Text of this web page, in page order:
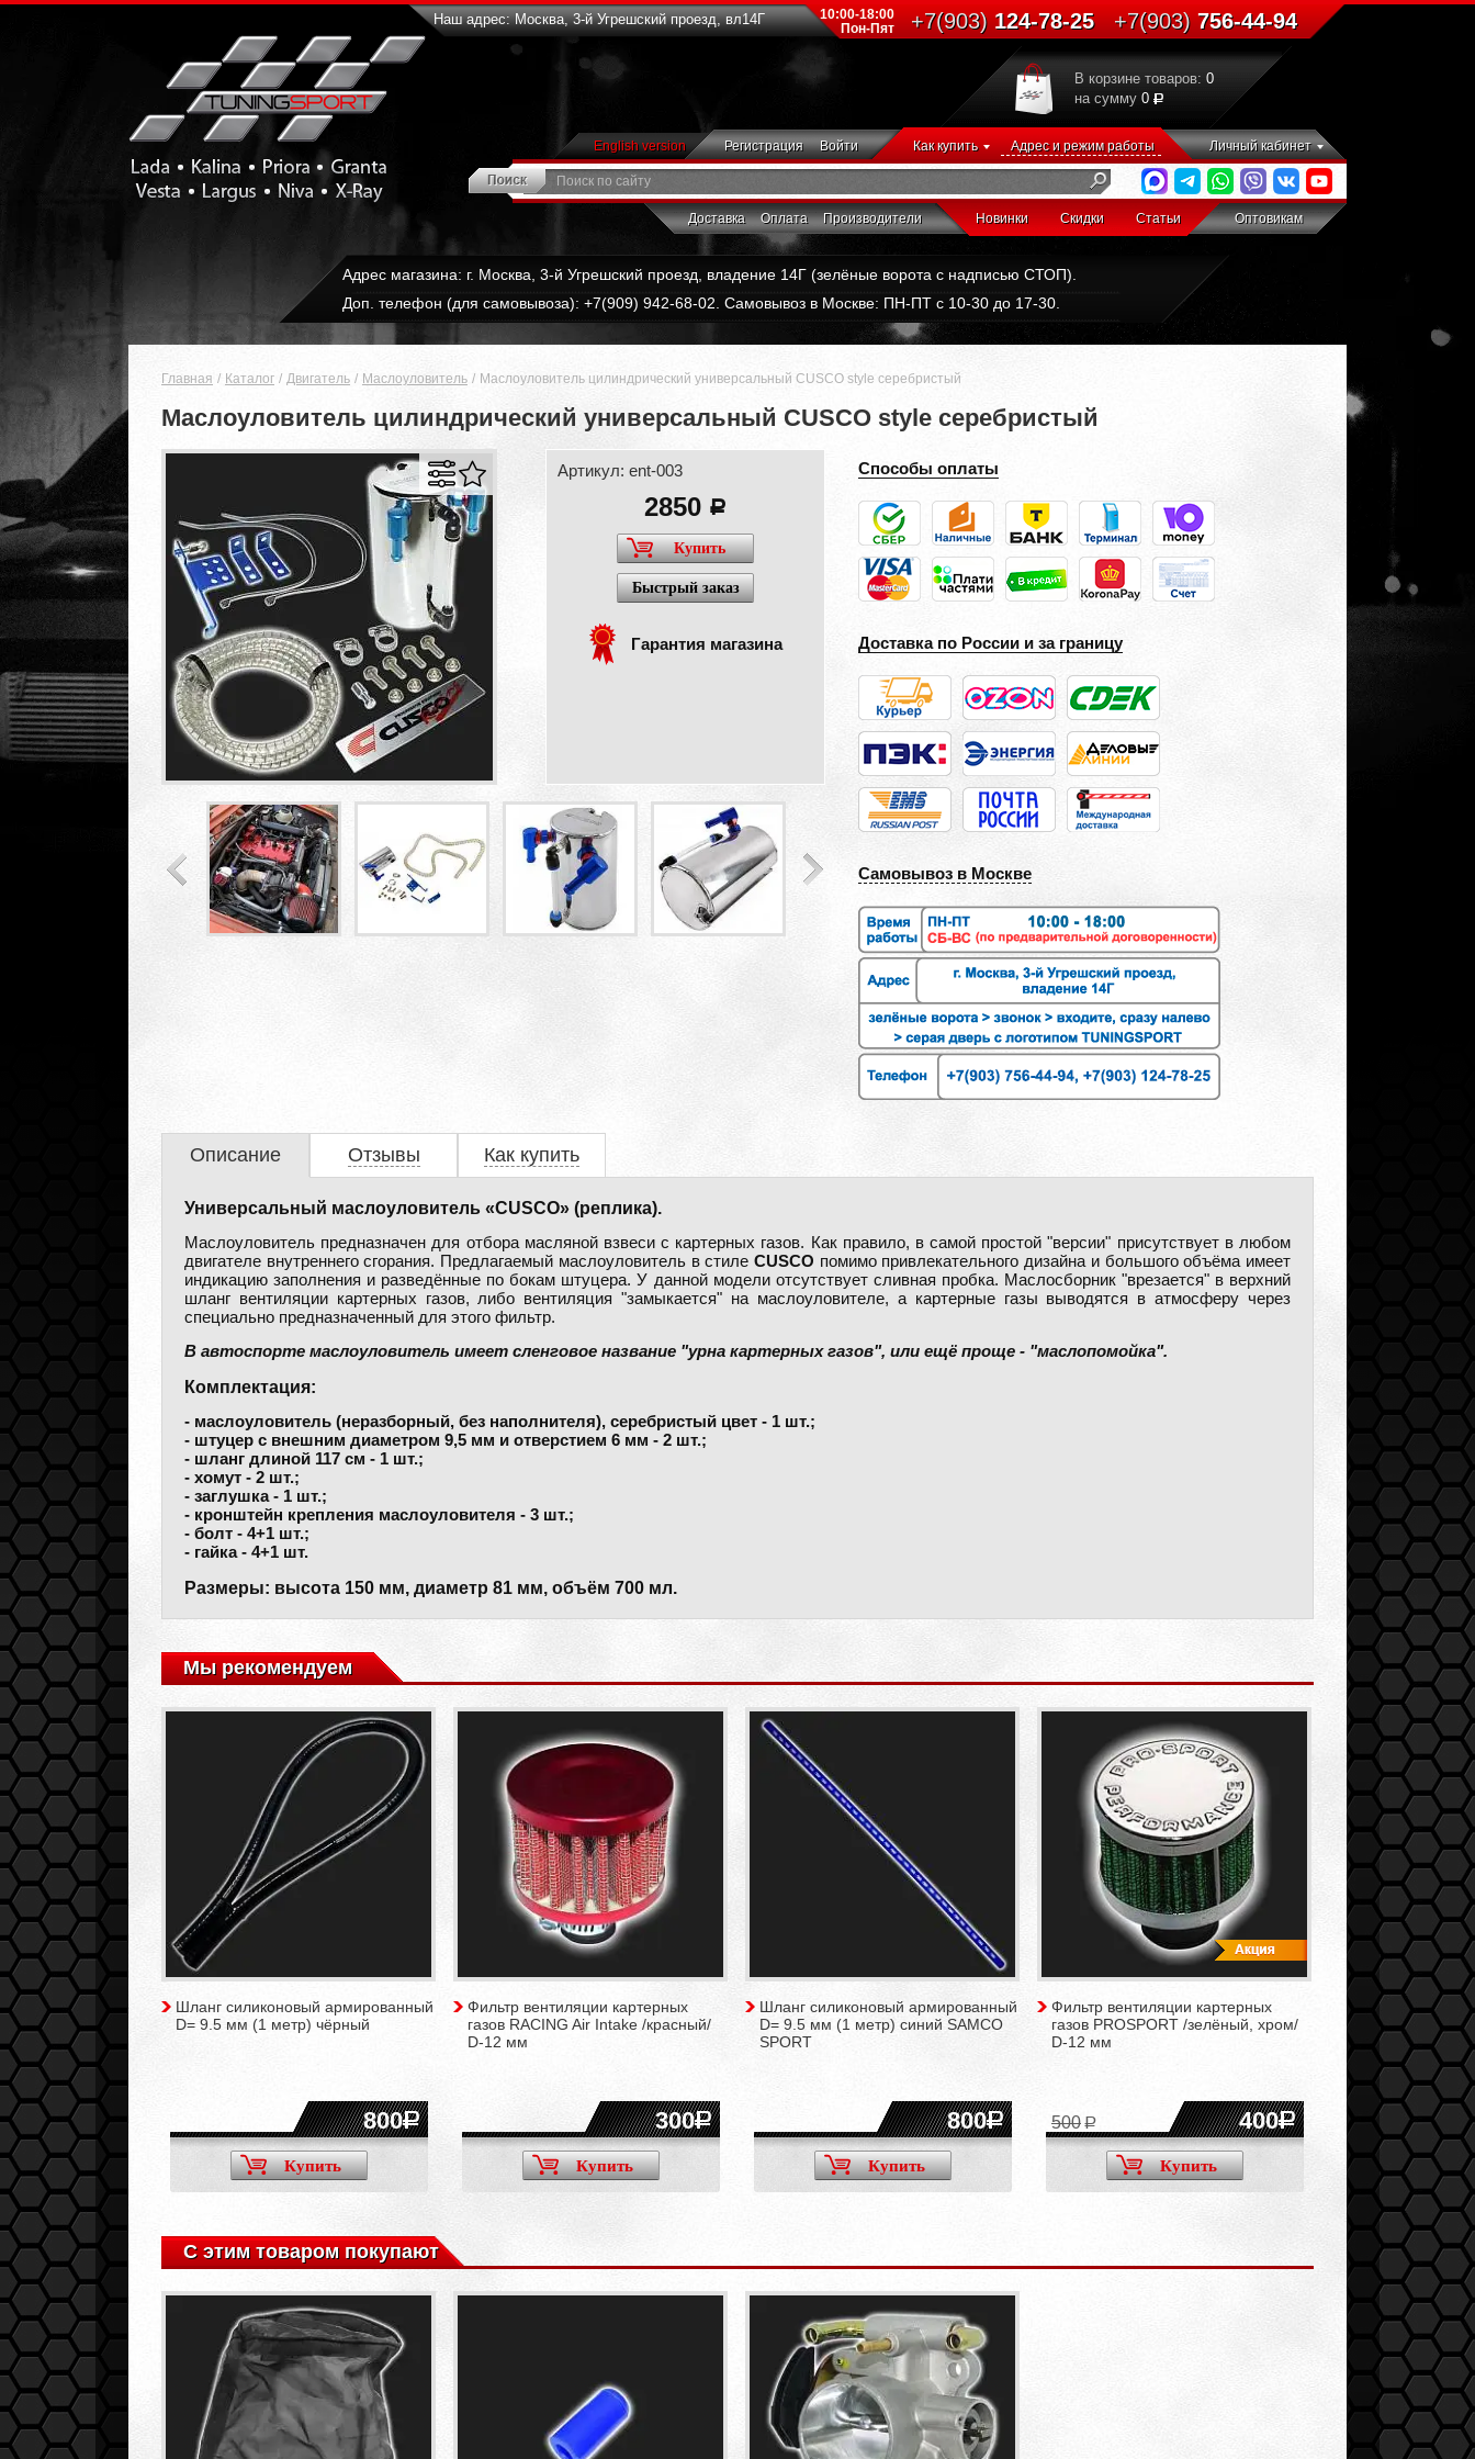
Наш адрес: Москва, 3-й Угрешский проезд, вл14Г
10:00-18:00
Пон-Пят
+7(903)124-78-25 +7(903)756-44-94
В корзине товаров: 0
на сумму 0
English version Регистрация Войти Как купить Адрес и режим работы Личный кабинет
Доставка Оплата Производители Новинки Скидки Статьи Оптовикам
Адрес магазина: г. Москва, 3-й Угрешский проезд, владение 14Г (зелёные ворота с надписью СТОП).
Доп. телефон (для самовывоза): +7(909) 942-68-02. Самовывоз в Москве: ПН-ПТ с 10-30 до 17-30.
Главная Каталог Двигатель Маслоуловитель Маслоуловитель цилиндрический универсальный CUSCO style серебристый
Маслоуловитель цилиндрический универсальный CUSCO style серебристый
Артикул: ent-003
2850 a
Купить
Быстрый заказ
Гарантия магазина
Способы оплаты
Доставка по России и за границу
Самовывоз в Москве
Описание Отзывы Как купить
Универсальный маслоуловитель «CUSCO» (реплика).
Маслоуловитель предназначен для отбора масляной взвеси с картерных газов. Как правило, в самой простой "версии" присутствует в любом
двигателе внутреннего сгорания. Предлагаемый маслоуловитель в стиле CUSCO помимо привлекательного дизайна и большого объёма имеет
индикацию заполнения и разведённые по бокам штуцера. У данной модели отсутствует сливная пробка. Маслосборник "врезается" в верхний
шланг вентиляции картерных газов, либо вентиляция "замыкается" на маслоуловителе, а картерные газы выводятся в атмосферу через
специально предназначенный для этого фильтр.
В автоспорте маслоуловитель имеет сленговое название "урна картерных газов", или ещё проще - "маслопомойка".
Комплектация:
- маслоуловитель (неразборный, без наполнителя), серебристый цвет - 1 шт.;
- штуцер с внешним диаметром 9,5 мм и отверстием 6 мм - 2 шт.;
- шланг длиной 117 см - 1 шт.;
- хомут - 2 шт.;
- заглушка - 1 шт.;
- кронштейн крепления маслоуловителя - 3 шт.;
- болт - 4+1 шт.;
- гайка - 4+1 шт.
Размеры: высота 150 мм, диаметр 81 мм, объём 700 мл.
Мы рекомендуем
Шланг силиконовый армированный
D= 9.5 мм (1 метр) чёрный
800
Купить
Фильтр вентиляции картерных
газов RACING Air Intake /красный/
D-12 мм
300
Купить
Шланг силиконовый армированный
D= 9.5 мм (1 метр) синий SAMCO
SPORT
800
Купить
Фильтр вентиляции картерных
газов PROSPORT /зелёный, хром/
D-12 мм
400
500
Купить
С этим товаром покупают